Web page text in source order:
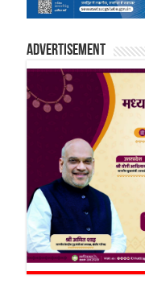
Advertisement